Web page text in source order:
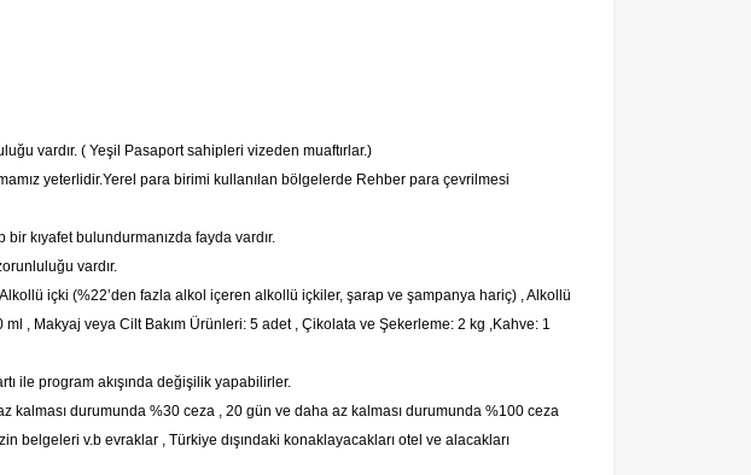
vardır. ( Yeşil Pasaport sahipleri vizeden muaftırlar.)
yeterlidir.Yerel para birimi kullanılan bölgelerde Rehber para çevrilmesi
kıyafet bulundurmanızda fayda vardır.
vardır.
içki (%22’den fazla alkol içeren alkollü içkiler, şarap ve şampanya hariç) Alkollü
ml Makyaj veya Cilt Bakım Ürünleri: 5 adet Çikolata ve Şekerleme: 2 kg Kahve: 1
ile program akışında değişilik yapabilirler.
kalması durumunda %30 ceza , 20 gün ve daha az kalması durumunda %100 ceza
belgeleri v.b evraklar , Türkiye dışındaki konaklayacakları otel ve alacakları